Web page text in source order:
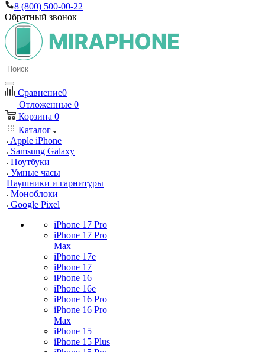
8 (800) 500-00-22
Обратный звонок
Сравнение0
Отложенные 0
Корзина 0
Каталог
Apple iPhone
Samsung Galaxy
Ноутбуки
Умные часы
Наушники и гарнитуры
Моноблоки
Google Pixel
iPhone 17 Pro
iPhone 17 Pro
Max
iPhone 17e
iPhone 17
iPhone 16
iPhone 16e
iPhone 16 Pro
iPhone 16 Pro
Max
iPhone 15
iPhone 15 Plus